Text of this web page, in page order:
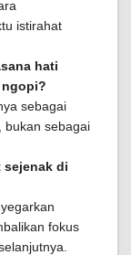
istirahat
hati
ngopi?
sebagai
bukan sebagai
sejenak di
fokus